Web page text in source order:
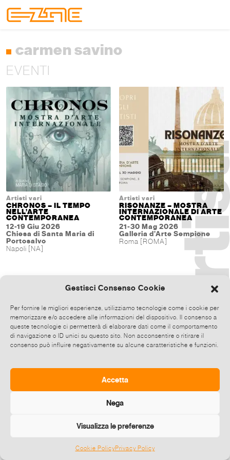
Gestisci Consenso Cookie
Per fornire le migliori esperienze, utilizziamo tecnologie come i cookie per
memorizzare e/o accedere alle informazioni del dispositivo. Il consenso a
queste tecnologie ci permetterà di elaborare dati come il comportamento
di navigazione o ID unici su questo sito. Non acconsentire o ritirare il
consenso può influire negativamente su alcune caratteristiche e funzioni.
Accetta
Nega
Visualizza le preferenze
Cookie PolicyPrivacy Policy
carmen savino
EVENTI
Artisti vari
CHRONOS – IL TEMPO
NELL’ARTE
CONTEMPORANEA
12-19 Giu 2026
Chiesa di Santa Maria di
Portosalvo
Napoli [NA]
Artisti vari
RISONANZE – MOSTRA
INTERNAZIONALE DI ARTE
CONTEMPORANEA
21-30 Mag 2026
Galleria d’Arte Sempione
Roma [ROMA]
©2026 E-zine